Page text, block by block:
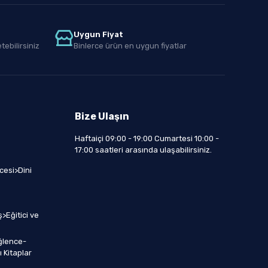
Uygun Fiyat
Binlerce ürün en uygun fiyatlar
ve
Kitaplar
Bize Ulaşın
Haftaiçi 09:00 - 19:00 Cumartesi 10:00 -
17:00 saatleri arasında ulaşabilirsiniz.